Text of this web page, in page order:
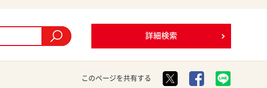
詳細検索
このページを共有する